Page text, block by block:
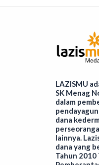
LAZISMU
SK Menag
dalam
dana
lainnya.
dana yang
Tahun 2010